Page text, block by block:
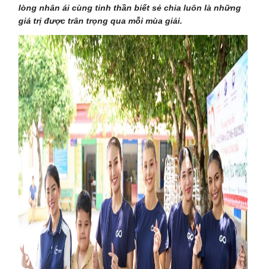
lòng nhân ái cùng tinh thần biết sẻ chia luôn là những
giá trị được trân trọng qua mỗi mùa giải.